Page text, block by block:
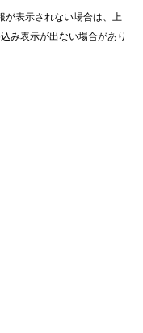
が表示されない場合は、上
み表示が出ない場合があり